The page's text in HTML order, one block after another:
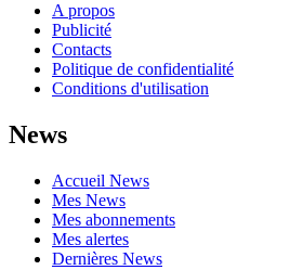
A propos
Publicité
Contacts
Politique de confidentialité
Conditions d'utilisation
News
Accueil News
Mes News
Mes abonnements
Mes alertes
Dernières News